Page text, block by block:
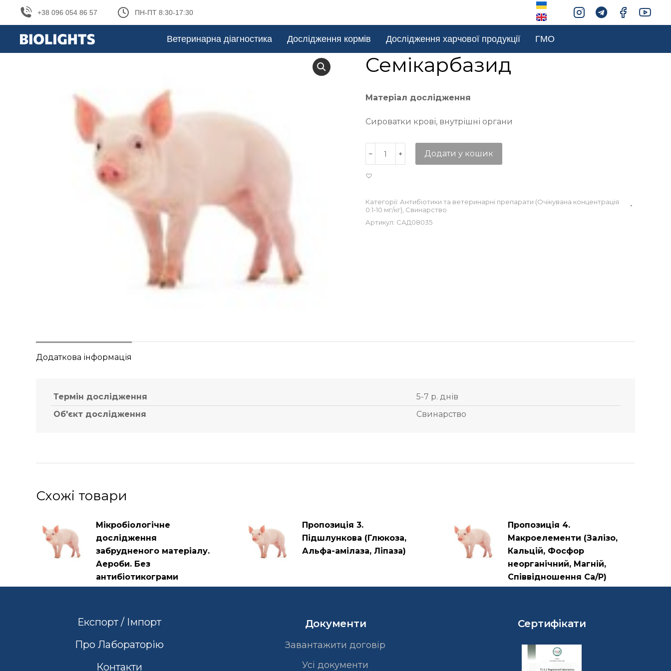
+38 096 054 86 57 ПН-ПТ 8:30-17:30
Ветеринарна діагностика Дослідження кормів Дослідження харчової продукції ГМО
Семікарбазид
Матеріал дослідження
Сироватки крові, внутрішні органи
Додати у кошик
Категорії: Антибіотики та ветеринарні препарати (Очікувана концентрація
0.1-10 мг/кг) Свинарство
Артикул: САД08035
Додаткова інформація
Термін дослідження
5-7 р. днів
Об'єкт дослідження
Свинарство
Схожі товари
Мікробіологічне
дослідження
забрудненого матеріалу.
Аероби. Без
антибіотикограми
Пропозиція 3.
Підшлункова (Глюкоза,
Альфа-амілаза, Ліпаза)
Пропозиція 4.
Макроелементи (Залізо,
Кальцій, Фосфор
неорганічний, Магній,
Співвідношення Са/Р)
Експорт / Імпорт
Про Лабораторію
Контакти
Документи
Завантажити договір
Усі документи
Сертифікати